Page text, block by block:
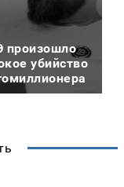
произошло
убийство